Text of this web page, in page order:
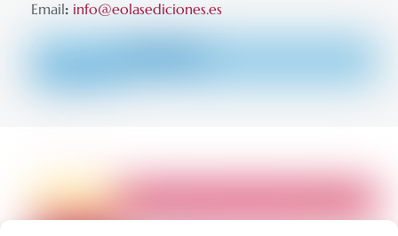
Email: info@eolasediciones.es